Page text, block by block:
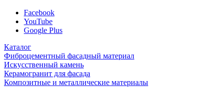
Facebook
YouTube
Google Plus
Каталог
Фиброцементный фасадный материал
Искусственный камень
Керамогранит для фасада
Композитные и металлические материалы